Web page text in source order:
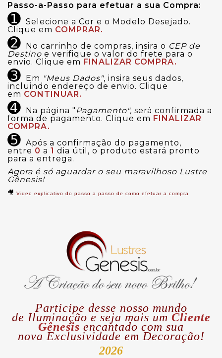
Passo-a-Passo para efetuar a sua Compra:
➊ Selecione a Cor e o Modelo Desejado.
Clique em COMPRAR.
➋ No carrinho de compras, insira o CEP de
Destino e verifique o valor do frete para o
envio. Clique em FINALIZAR COMPRA.
➌ Em "Meus Dados", insira seus dados,
incluindo endereço de envio. Clique
em CONTINUAR.
➍ Na página " Pagamento", será confirmada a
forma de pagamento. Clique em FINALIZAR
COMPRA.
➎ Após a confirmação do pagamento,
entre 0 a 1 dia útil, o produto estará pronto
para a entrega.
Agora é só aguardar o seu maravilhoso Lustre
Gênesis!
🎥 Video explicativo do passo a passo de como efetuar a compra
Participe desse nosso mundo
de Iluminação e seja mais um Cliente
Gênesis encantado com sua
novaExclusividade em Decoração!
2026